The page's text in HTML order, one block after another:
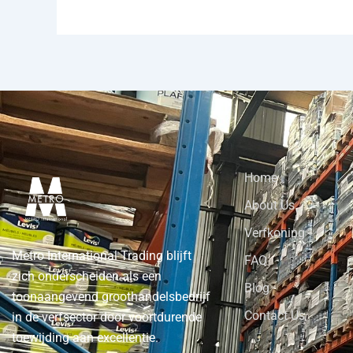
Metro International Trading blijft
zich onderscheiden als een
toonaangevend groothandelsbedrijf
in de verfsector door voortdurende
toewijding aan excellentie.
Home
About Us
Verfkoning
FAQ
Blog
Contact Us